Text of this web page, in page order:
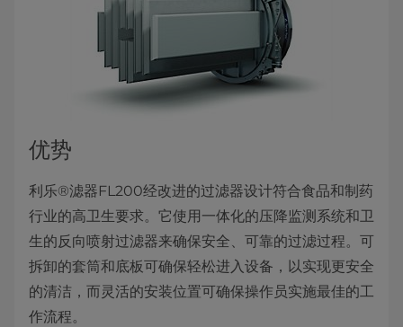
优势
利乐®滤器FL200经改进的过滤器设计符合食品和制药
行业的高卫生要求。它使用一体化的压降监测系统和卫
生的反向喷射过滤器来确保安全、可靠的过滤过程。可
拆卸的套筒和底板可确保轻松进入设备，以实现更安全
的清洁，而灵活的安装位置可确保操作员实施最佳的工
作流程。